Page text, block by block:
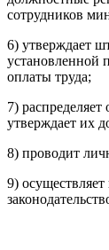
сотрудников
6) утверждает
установленной
оплаты труда;
7)
утверждает их
8) проводит
9)